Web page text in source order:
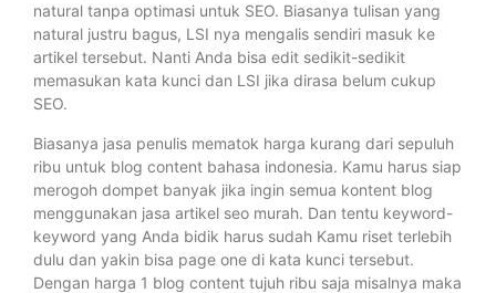
natural tanpa optimasi untuk SEO. Biasanya tulisan yang
natural justru bagus, LSI nya mengalis sendiri masuk ke
artikel tersebut. Nanti Anda bisa edit sedikit-sedikit
memasukan kata kunci dan LSI jika dirasa belum cukup
SEO.
Biasanya jasa penulis mematok harga kurang dari sepuluh
ribu untuk blog content bahasa indonesia. Kamu harus siap
merogoh dompet banyak jika ingin semua kontent blog
menggunakan jasa artikel seo murah. Dan tentu keyword-
keyword yang Anda bidik harus sudah Kamu riset terlebih
dulu dan yakin bisa page one di kata kunci tersebut.
Dengan harga 1 blog content tujuh ribu saja misalnya maka